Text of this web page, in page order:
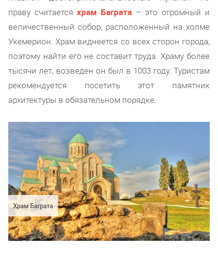
праву считаетсяхрам Баграта – это огромный и
величественный собор, расположенный на холме
Укемерион. Храм виднеется со всех сторон города,
поэтому найти его не составит труда. Храму более
тысячи лет, возведен он был в 1003 году. Туристам
рекомендуется посетить этот памятник
архитектуры в обязательном порядке.
Храм Баграта